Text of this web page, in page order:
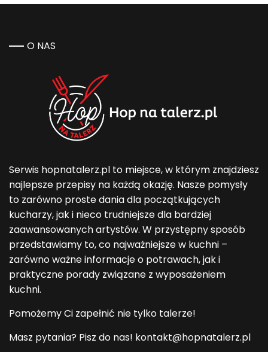
O NAS
Serwis hopnatalerz.pl to miejsce, w którym znajdziesz
najlepsze przepisy na każdą okazję. Nasze pomysły
to zarówno proste dania dla początkujących
kucharzy, jak i nieco trudniejsze dla bardziej
zaawansowanych artystów. W przystępny sposób
przedstawiamy to, co najważniejsze w kuchni –
zarówno ważne informacje o potrawach, jak i
praktyczne porady związane z wyposażeniem
kuchni.
Pomożemy Ci zapełnić nie tylko talerze!
Masz pytania? Pisz do nas! kontakt@hopnatalerz.pl